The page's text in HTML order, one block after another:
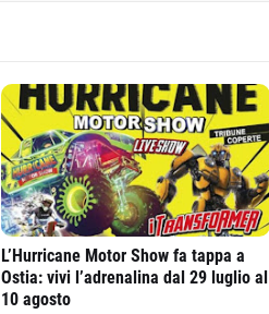
L’Hurricane Motor Show fa tappa a
Ostia: vivi l’adrenalina dal 29 luglio al
10 agosto